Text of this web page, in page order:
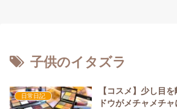
子供のイタズラ
日常日記
【コスメ】少し目
ドウがメチャメチャ